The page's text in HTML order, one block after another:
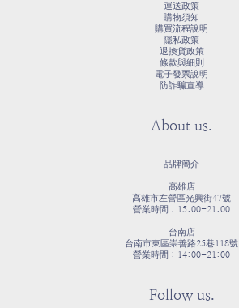
運送政策
購物須知
購買流程說明
隱私政策
退換貨政策
條款與細則
電子發票說明
防詐騙宣導
About us.
品牌簡介
高雄店
高雄市左營區光興街47號
營業時間：15:00-21:00
台南店
台南市東區崇善路25巷118號
營業時間：14:00-21:00
Follow us.